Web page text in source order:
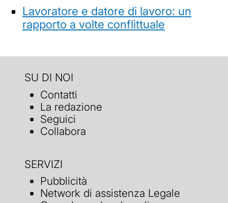
Lavoratore e datore di lavoro: un
rapporto a volte conflittuale
SU DI NOI
Contatti
La redazione
Seguici
Collabora
SERVIZI
Pubblicità
Network di assistenza Legale